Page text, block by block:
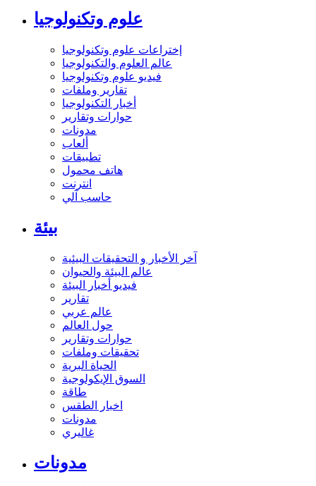
علوم وتكنولوجيا
إختراعات علوم وتكنولوجيا
عالم العلوم والتكنولوجيا
فيديو علوم وتكنولوجيا
تقارير وملفات
أخبار التكنولوجيا
حوارات وتقارير
مدونات
ألعاب
تطبيقات
هاتف محمول
انترنت
حاسب آلي
بيئة
آخر الأخبار و التحقيقات البيئية
عالم البيئة والحيوان
فيديو أخبار البيئة
تقارير
عالم عربي
حول العالم
حوارات وتقارير
تحقيقات وملفات
الحياة البرية
السوق الإيكولوجية
طاقة
اخبار الطقس
مدونات
غاليري
مدونات